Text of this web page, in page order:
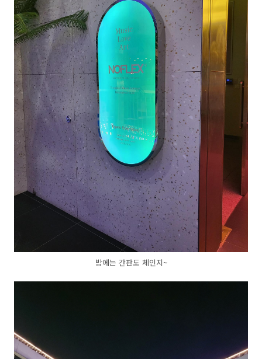
밤에는 간판도 체인지~